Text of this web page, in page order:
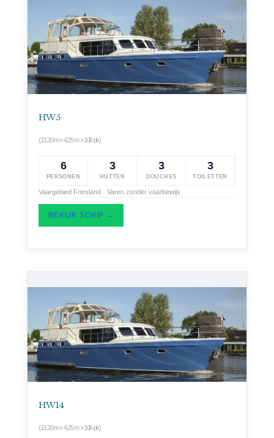
HW 5
(13.20 m × 4.25 m × 106 pk)
6
PERSONEN
3
HUTTEN
3
DOUCHES
3
TOILETTEN
Vaargebied Friesland · Varen zonder vaarbewijs
BEKIJK SCHIP →
HW 14
(13.20 m × 4.25 m × 106 pk)